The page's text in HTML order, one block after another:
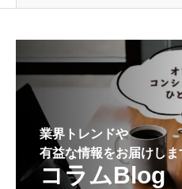
業界トレンドや
有益な情報をお届けしま
コラムBlog